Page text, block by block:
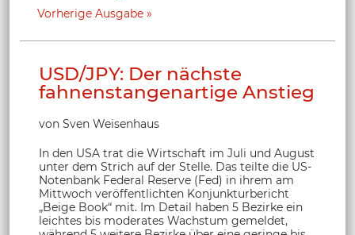
Vorherige Ausgabe
USD/JPY: Der nächste
fahnenstangenartige Anstieg
von Sven Weisenhaus
In den USA trat die Wirtschaft im Juli und August
unter dem Strich auf der Stelle. Das teilte die US-
Notenbank Federal Reserve (Fed) in ihrem am
Mittwoch veröffentlichten Konjunkturbericht
„Beige Book“ mit. Im Detail haben 5 Bezirke ein
leichtes bis moderates Wachstum gemeldet,